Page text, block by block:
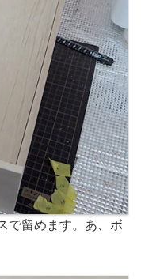
で留めます。あ、ボ